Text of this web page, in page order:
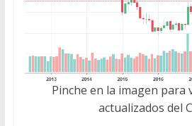
Pinche en la imagen para
actualizados del